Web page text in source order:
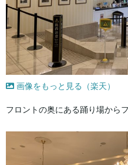
画像をもっと見る（楽天）
フロントの奥にある踊り場から